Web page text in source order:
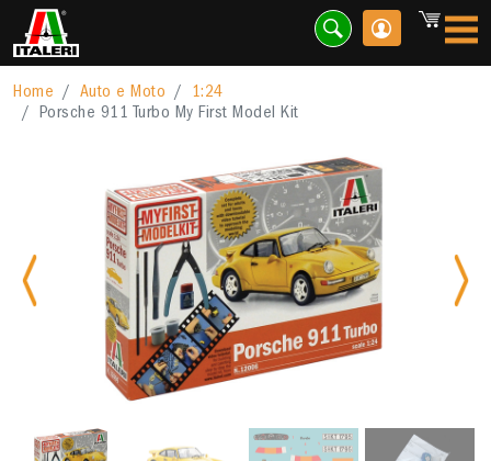
Home Auto e Moto
1:24
Porsche 911 Turbo My First Model Kit
Previous